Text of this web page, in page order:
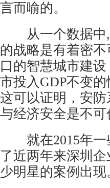
言而喻的。
从一个数据中,
的战略是有着密
口的智慧城市建
市投入GDP不变
这可以证明，安
与经济安全是不可
就在2015年一
了近两年来深圳
少明星的案例出现